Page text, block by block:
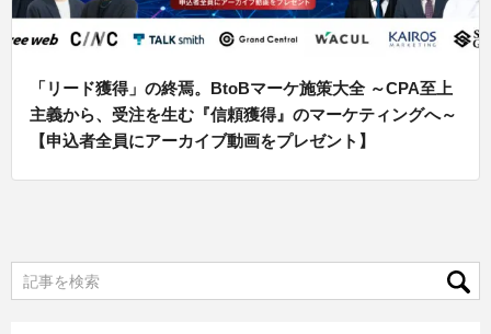
「リード獲得」の終焉。BtoBマーケ施策大全 ～CPA至上
主義から、受注を生む『信頼獲得』のマーケティングへ～
【申込者全員にアーカイブ動画をプレゼント】